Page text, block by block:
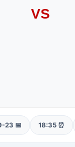
VS
⏰ 18:35
📅 2018-09-23